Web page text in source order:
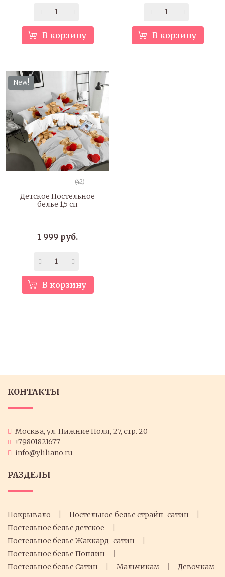
В корзину В корзину
New!
(42)
Детское Постельное
белье 1,5 сп
1 999 руб.
В корзину
КОНТАКТЫ
Москва, ул. Нижние Поля, 27, стр. 20
+79801821677
info@yliliano.ru
РАЗДЕЛЫ
Покрывало
Постельное белье страйп-сатин
Постельное белье детское
Постельное белье Жаккард-сатин
Постельное белье Поплин
Постельное белье Cатин
Мальчикам Девочкам